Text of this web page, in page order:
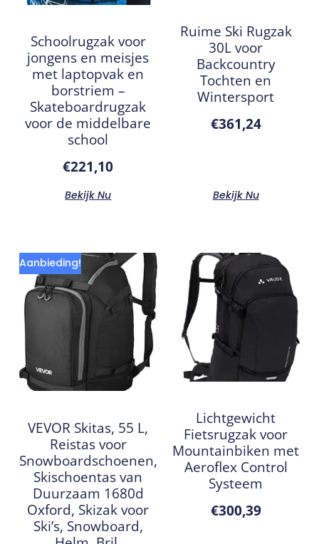
Schoolrugzak voor
jongens en meisjes
met laptopvak en
borstriem –
Skateboardrugzak
voor de middelbare
school
€221,10
Bekijk Nu
Ruime Ski Rugzak
30L voor
Backcountry
Tochten en
Wintersport
€361,24
Bekijk Nu
Aanbieding!
VEVOR Skitas, 55 L,
Reistas voor
Snowboardschoenen,
Skischoentas van
Duurzaam 1680d
Oxford, Skizak voor
Ski’s, Snowboard,
Lichtgewicht
Fietsrugzak voor
Mountainbiken met
Aeroflex Control
Systeem
€300,39